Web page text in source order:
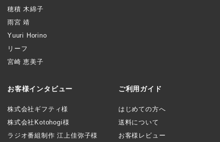
穂積 木綿子
雨宮 靖
Yuuri Horino
リーフ
宮崎 恵美子
お客様インタビュー
株式会社ギフティ様
株式会社Kotohogi様
ラジオ番組制作 江上佳弥子様
ご利用ガイド
はじめての方へ
送料について
お客様レビュー